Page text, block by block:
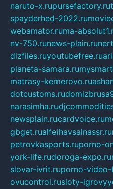
naruto-x.rupursefactory.ru
spayderhed-2022.ru
webamator.ruma-
nv-750.runews-plain.ru
dizfiles.ruyoutubefree.ru
planeta-samara.ru
matrasy-kemerovo.ru
dotcustoms.ru
narasimha.ru
newsplain.rucardvoice.ru
gbget.rualfeihavsalnassr.ru
petrovkasports.ruporno-
york-life.rudoroga-expo.ru
slovar-ivrit.ruporno-video-
ovucontrol.rusloty-